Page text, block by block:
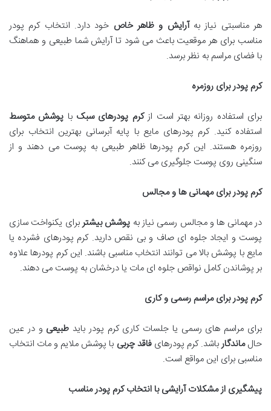
هر مناسبتی نیاز بهآرایش و ظاهر خاص خود دارد. انتخاب کرم پودر
مناسب برای هر موقعیت باعث می شود تا آرایش شما طبیعی و هماهنگ
با فضای مراسم به نظر برسد.
کرم پودر برای روزمره
برای استفاده روزانه بهتر است ازکرم پودرهای سبک با پوشش متوسط
استفاده کنید. کرم پودرهای مایع با پایه آبرسانی بهترین انتخاب برای
روزمره هستند. این کرم پودرها ظاهر طبیعی به پوست می دهند و از
سنگینی روی پوست جلوگیری می کنند.
کرم پودر برای مهمانی ها و مجالس
در مهمانی ها و مجالس رسمی نیاز به پوشش بیشتربرای یکنواخت سازی
پوست و ایجاد جلوه ای صاف و بی نقص دارید. کرم پودرهای فشرده یا
مایع با پوشش بالا می توانند انتخاب مناسبی باشند. این کرم پودرها علاوه
بر پوشاندن کامل نواقص جلوه ای مات یا درخشان به پوست می دهند.
کرم پودر برای مراسم رسمی و کاری
برای مراسم های رسمی یا جلسات کاری کرم پودر باید طبیعی و در عین
حالماندگارباشد. کرم پودرهایفاقد چربی با پوشش ملایم و مات انتخاب
مناسبی برای این مواقع است.
پیشگیری از مشکلات آرایشی با انتخاب کرم پودر مناسب